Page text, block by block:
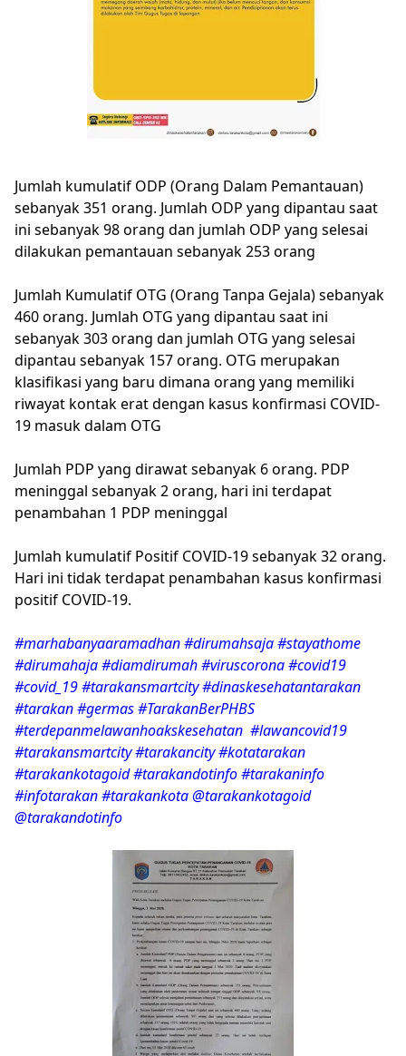
Jumlah kumulatif ODP (Orang Dalam Pemantauan)
sebanyak 351 orang. Jumlah ODP yang dipantau saat
ini sebanyak 98 orang dan jumlah ODP yang selesai
dilakukan pemantauan sebanyak 253 orang
Jumlah Kumulatif OTG (Orang Tanpa Gejala) sebanyak
460 orang. Jumlah OTG yang dipantau saat ini
sebanyak 303 orang dan jumlah OTG yang selesai
dipantau sebanyak 157 orang. OTG merupakan
klasifikasi yang baru dimana orang yang memiliki
riwayat kontak erat dengan kasus konfirmasi COVID-
19 masuk dalam OTG
Jumlah PDP yang dirawat sebanyak 6 orang. PDP
meninggal sebanyak 2 orang, hari ini terdapat
penambahan 1 PDP meninggal
Jumlah kumulatif Positif COVID-19 sebanyak 32 orang.
Hari ini tidak terdapat penambahan kasus konfirmasi
positif COVID-19.
#marhabanyaaramadhan #dirumahsaja #stayathome
#dirumahaja #diamdirumah #viruscorona #covid19
#covid_19 #tarakansmartcity #dinaskesehatantarakan
#tarakan #germas #TarakanBerPHBS
#terdepanmelawanhoakskesehatan #lawancovid19
#tarakansmartcity #tarakancity #kotatarakan
#tarakankotagoid #tarakandotinfo #tarakaninfo
#infotarakan #tarakankota @tarakankotagoid
@tarakandotinfo